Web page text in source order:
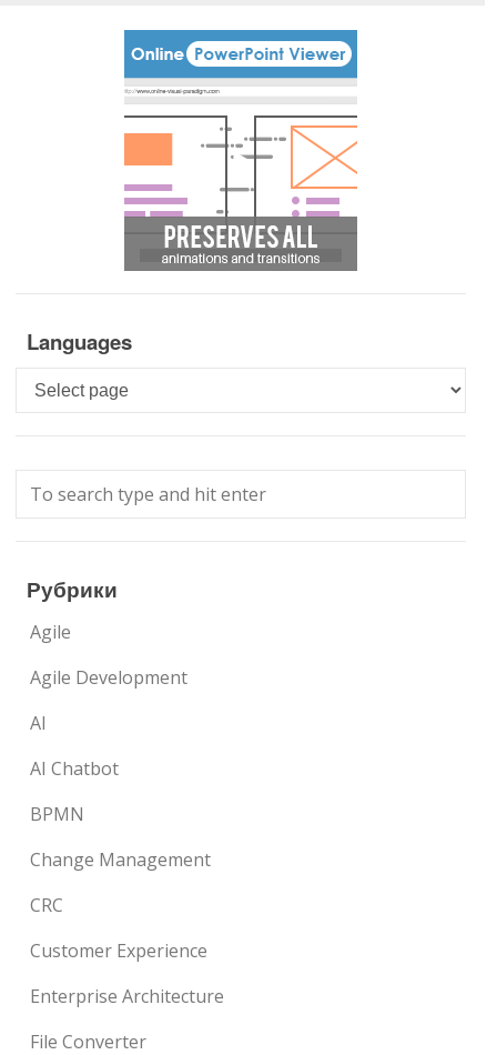
Languages
Languages
Рубрики
Agile
Agile Development
AI
AI Chatbot
BPMN
Change Management
CRC
Customer Experience
Enterprise Architecture
File Converter